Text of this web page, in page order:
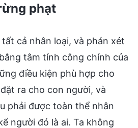
phạt
cả nhân loại, và phán xét
tâm tính công chính của
điều kiện phù hợp cho
ra cho con người, và
phải được toàn thể nhân
người đó là ai. Ta không